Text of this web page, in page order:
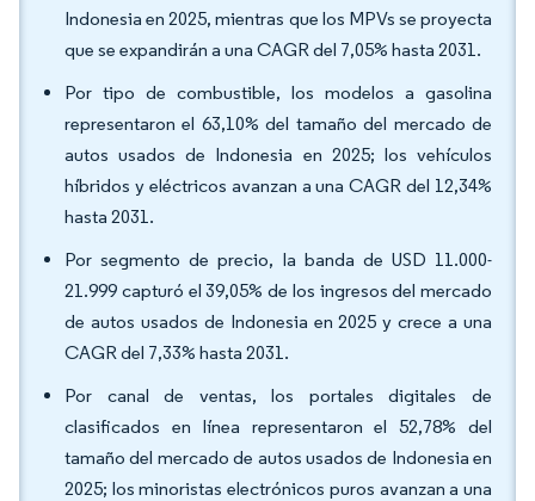
Indonesia en 2025, mientras que los MPVs se proyecta
que se expandirán a una CAGR del 7,05% hasta 2031.
Por tipo de combustible, los modelos a gasolina
representaron el 63,10% del tamaño del mercado de
autos usados de Indonesia en 2025; los vehículos
híbridos y eléctricos avanzan a una CAGR del 12,34%
hasta 2031.
Por segmento de precio, la banda de USD 11.000-
21.999 capturó el 39,05% de los ingresos del mercado
de autos usados de Indonesia en 2025 y crece a una
CAGR del 7,33% hasta 2031.
Por canal de ventas, los portales digitales de
clasificados en línea representaron el 52,78% del
tamaño del mercado de autos usados de Indonesia en
2025; los minoristas electrónicos puros avanzan a una